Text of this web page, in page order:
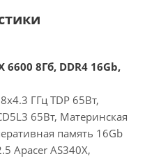
8Гб, DDR4 16Gb,
ГГц TDP 65Вт,
65Вт, Материнская
память 16Gb
Apacer AS340X,